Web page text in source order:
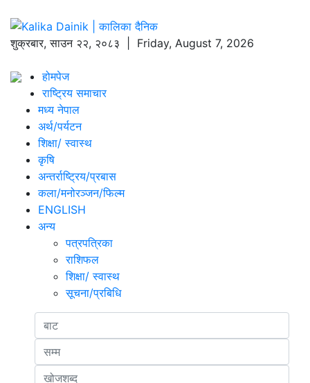
शुक्रबार,साउन २२, २०८३ | Friday, August 7, 2026
होमपेज
राष्ट्रिय समाचार
मध्य नेपाल
अर्थ/पर्यटन
शिक्षा/ स्वास्थ
कृषि
अन्तर्राष्ट्रिय/प्रबास
कला/मनोरञ्जन/फिल्म
ENGLISH
अन्य
पत्रपत्रिका
राशिफल
शिक्षा/ स्वास्थ
सूचना/प्रबिधि